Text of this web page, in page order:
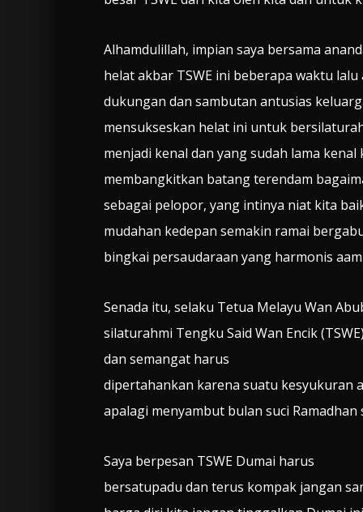
Alhamdulillah, impian saya bersama
helat akbar TSWE ini beberapa waktu
dukungan dan sambutan antusias
mensukseskan helat ini untuk
menjadi kenal dan yang sudah lama
membangkitkan batang terendam
sebagai pelopor, yang intinya niat kita
mudahan kedepan semakin ramai
bingkai persaudaraan yang harmonis
Senada itu, selaku Tetua Melayu Wan
silaturahmi Tengku Said Wan Encik
dan semangat harus
dipertahankan karena suatu kesyukuran
apalagi menyambut bulan suci
Saya berpesan TSWE Dumai harus
bersatupadu dan terus kompak jangan